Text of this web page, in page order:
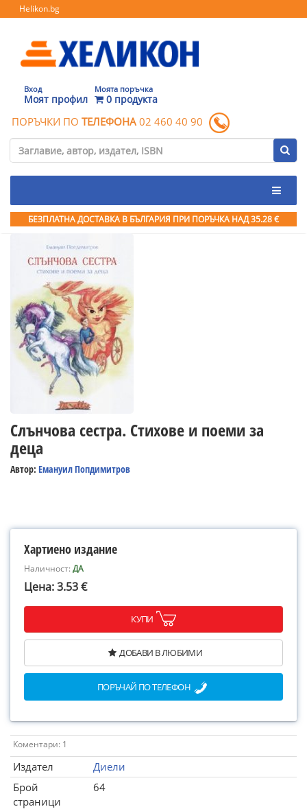
Helikon.bg
Вход
Моят профил
Моята поръчка
0 продукта
ПОРЪЧКИ ПО ТЕЛЕФОНА 02 460 40 90
БЕЗПЛАТНА ДОСТАВКА В БЪЛГАРИЯ ПРИ ПОРЪЧКА НАД 35.28 €
Слънчова сестра. Стихове и поеми за
деца
Автор: Емануил Попдимитров
Хартиено издание
Наличност:ДА
Цена: 3.53 €
КУПИ
ДОБАВИ В ЛЮБИМИ
ПОРЪЧАЙ ПО ТЕЛЕФОН
Коментари: 1
Издател
Диели
Брой
страници
64